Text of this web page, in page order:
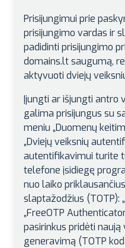
Prisijungimui prie
prisijungimo vardas ir
padidinti prisijungimo
domains.lt saugumą,
aktyvuoti dviejų
Įjungti ar išjungti antro
galima prisijungus su
meniu „Duomenų
„Dviejų veiksnių
autentifikavimui turite
telefone įsidiegę
nuo laiko
slaptažodžius (TOTP):
„FreeOTP
pasirinkus pridėti
generavimą (TOTP